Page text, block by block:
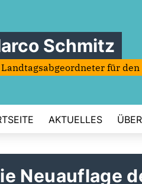
Schmitz
für den
AKTUELLES
Neuauflage